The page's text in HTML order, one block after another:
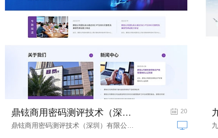
商用密码检测网站建设 鼎铉商用密码测评技术（深圳）有限公司... 20